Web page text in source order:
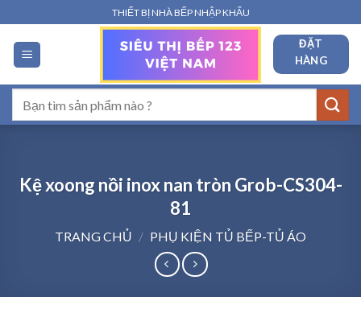
qua
nội
dung
THIẾT BỊ NHÀ BẾP NHẬP KHẨU
ĐẶT
HÀNG
kiếm:
Kệ xoong nồi inox nan tròn Grob-CS304-
81
TRANG CHỦ / PHỤ KIỆN TỦ BẾP-TỦ ÁO